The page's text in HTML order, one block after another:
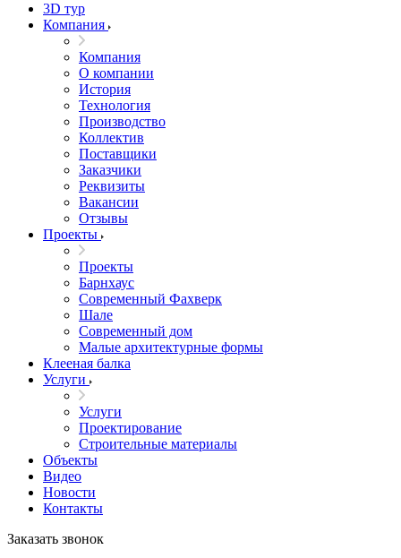
3D тур
Компания
Компания
О компании
История
Технология
Производство
Коллектив
Поставщики
Заказчики
Реквизиты
Вакансии
Отзывы
Проекты
Проекты
Барнхаус
Современный Фахверк
Шале
Современный дом
Малые архитектурные формы
Клееная балка
Услуги
Услуги
Проектирование
Строительные материалы
Объекты
Видео
Новости
Контакты
Заказать звонок